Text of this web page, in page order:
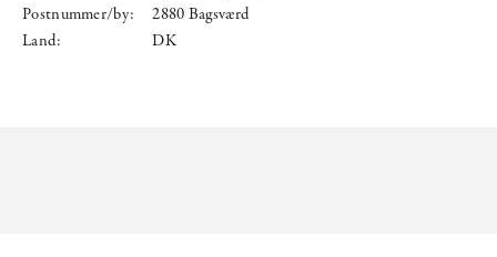
Postnummer/by:
2880 Bagsværd
Land:
DK